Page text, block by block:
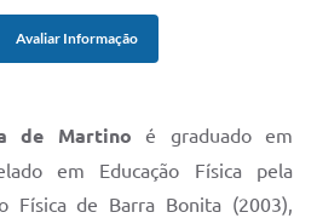
Avaliar Informação
de Martino é graduado em
em Educação Física pela
Física de Barra Bonita (2003),